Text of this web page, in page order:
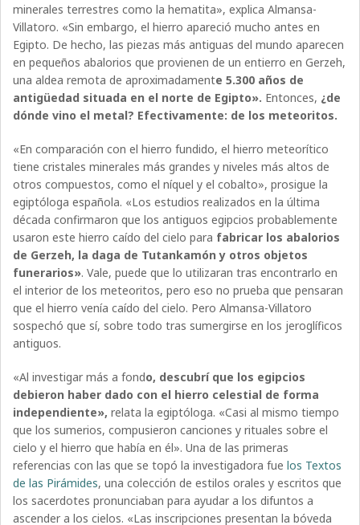
minerales terrestres como la hematita», explica Almansa-
Villatoro. «Sin embargo, el hierro apareció mucho antes en
Egipto. De hecho, las piezas más antiguas del mundo aparecen
en pequeños abalorios que provienen de un entierro en Gerzeh,
una aldea remota de aproximadamente 5.300 años de
antigüedad situada en el norte de Egipto». Entonces, ¿de
dónde vino el metal? Efectivamente: de los meteoritos.
«En comparación con el hierro fundido, el hierro meteorítico
tiene cristales minerales más grandes y niveles más altos de
otros compuestos, como el níquel y el cobalto», prosigue la
egiptóloga española. «Los estudios realizados en la última
década confirmaron que los antiguos egipcios probablemente
usaron este hierro caído del cielo para fabricar los abalorios
de Gerzeh, la daga de Tutankamón y otros objetos
funerarios». Vale, puede que lo utilizaran tras encontrarlo en
el interior de los meteoritos, pero eso no prueba que pensaran
que el hierro venía caído del cielo. Pero Almansa-Villatoro
sospechó que sí, sobre todo tras sumergirse en los jeroglíficos
antiguos.
«Al investigar más a fondo, descubrí que los egipcios
debieron haber dado con el hierro celestial de forma
independiente», relata la egiptóloga. «Casi al mismo tiempo
que los sumerios, compusieron canciones y rituales sobre el
cielo y el hierro que había en él». Una de las primeras
referencias con las que se topó la investigadora fuelos Textos
de las Pirámides, una colección de estilos orales y escritos que
los sacerdotes pronunciaban para ayudar a los difuntos a
ascender a los cielos. «Las inscripciones presentan la bóveda